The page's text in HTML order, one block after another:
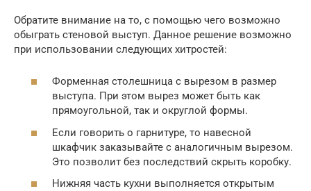
Обратите внимание на то, с помощью чего возможно
обыграть стеновой выступ. Данное решение возможно
при использовании следующих хитростей:
Форменная столешница с вырезом в размер
выступа. При этом вырез может быть как
прямоугольной, так и округлой формы.
Если говорить о гарнитуре, то навесной
шкафчик заказывайте с аналогичным вырезом.
Это позволит без последствий скрыть коробку.
Нижняя часть кухни выполняется открытым